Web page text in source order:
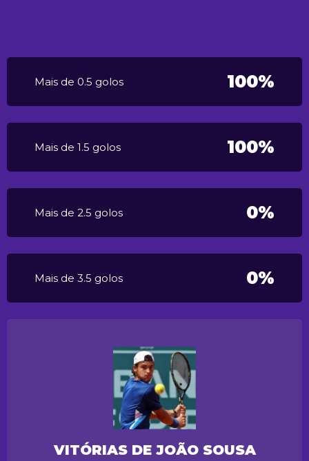
Mais de 0.5 golos 100%
Mais de 1.5 golos 100%
Mais de 2.5 golos 0%
Mais de 3.5 golos 0%
VITÓRIAS DE JOÃO SOUSA